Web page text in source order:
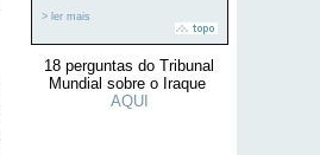
> ler mais
18 perguntas do Tribunal
Mundial sobre o Iraque
AQUI